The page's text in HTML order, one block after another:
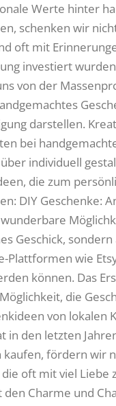
Werte hinter
schenken wir
oft mit
investiert
von der
darstellen.
bei
individuell
die zum
DIY Geschenke:
Geschick,
Plattformen wie
können. Das
die
von
in den letzten
kaufen, fördern wir
oft mit viel
Charme und